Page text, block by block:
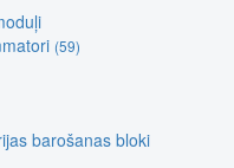
(59)
barošanas bloki